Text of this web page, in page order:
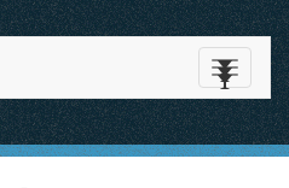
Toggle